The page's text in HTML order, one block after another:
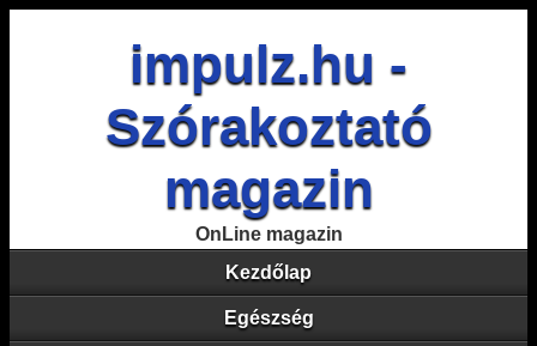
impulz.hu -
Szórakoztató
magazin
OnLine magazin
Kezdőlap
Egészség